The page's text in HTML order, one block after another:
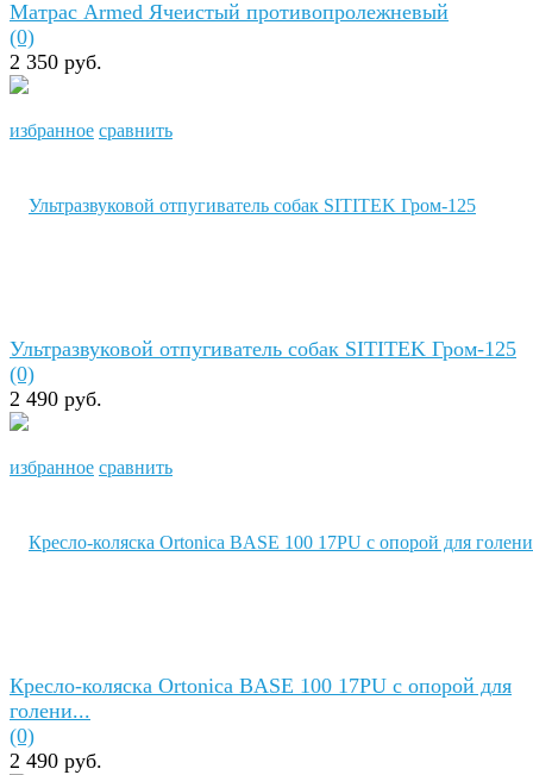
избранное сравнить
Матрас Armed Ячеистый противопролежневый
(0)
2 350 руб.
избранное сравнить
Ультразвуковой отпугиватель собак SITITEK Гром-125
(0)
2 490 руб.
Кресло-коляска Ortonica BASE 100 17PU с опорой для
голени...
(0)
2 490 руб.